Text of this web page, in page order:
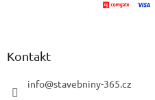
Kontakt
info@stavebniny-365.cz